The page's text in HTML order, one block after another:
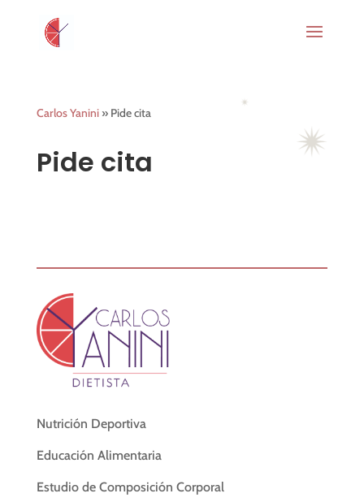
Carlos Yanini» Pide cita
Pide cita
Nutrición Deportiva
Educación Alimentaria
Estudio de Composición Corporal